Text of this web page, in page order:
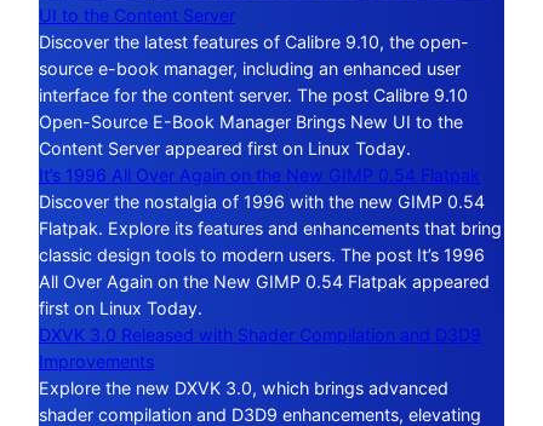
UI to the Content Server
Discover the latest features of Calibre 9.10, the open-
source e-book manager, including an enhanced user
interface for the content server. The post Calibre 9.10
Open-Source E-Book Manager Brings New UI to the
Content Server appeared first on Linux Today.
It’s 1996 All Over Again on the New GIMP 0.54 Flatpak
Discover the nostalgia of 1996 with the new GIMP 0.54
Flatpak. Explore its features and enhancements that bring
classic design tools to modern users. The post It’s 1996
All Over Again on the New GIMP 0.54 Flatpak appeared
first on Linux Today.
DXVK 3.0 Released with Shader Compilation and D3D9
Improvements
Explore the new DXVK 3.0, which brings advanced
shader compilation and D3D9 enhancements, elevating